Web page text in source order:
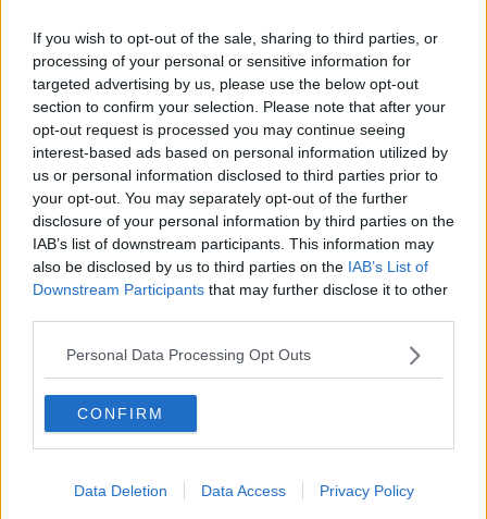
If you wish to opt-out of the sale, sharing to third parties, or
processing of your personal or sensitive information for
targeted advertising by us, please use the below opt-out
section to confirm your selection. Please note that after your
opt-out request is processed you may continue seeing
interest-based ads based on personal information utilized by
us or personal information disclosed to third parties prior to
your opt-out. You may separately opt-out of the further
disclosure of your personal information by third parties on the
IAB’s list of downstream participants. This information may
also be disclosed by us to third parties on the IAB’s List of
Downstream Participants that may further disclose it to other
Personal Data Processing Opt Outs
CONFIRM
Data Deletion Data Access Privacy Policy
Addio a Lilia Pardini, superstite dell'eccidio di
Sant'Anna
Toscana delle Donne, via alla settimana di eventi
Sulla strada 300 metri cubi di roccia in bilico,
esplosioni per salvarla
Maltempo, tracimano torrenti nella notte, forti
raffiche di vento
Allerta arancione, i sindaci chiudono scuole e
parchi
Pianta crolla e travolge il tetto dell'abitazione
Maltempo, piombano massi sulla strada
provinciale
Toscana nel mirino di 40 bombe d'acqua da inizio
Dal sentiero cade a valle per 100 metri